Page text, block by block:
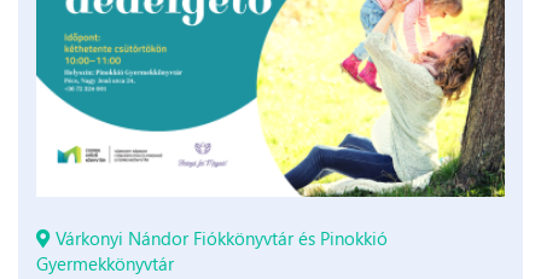
Várkonyi Nándor Fiókkönyvtár és Pinokkió
Gyermekkönyvtár